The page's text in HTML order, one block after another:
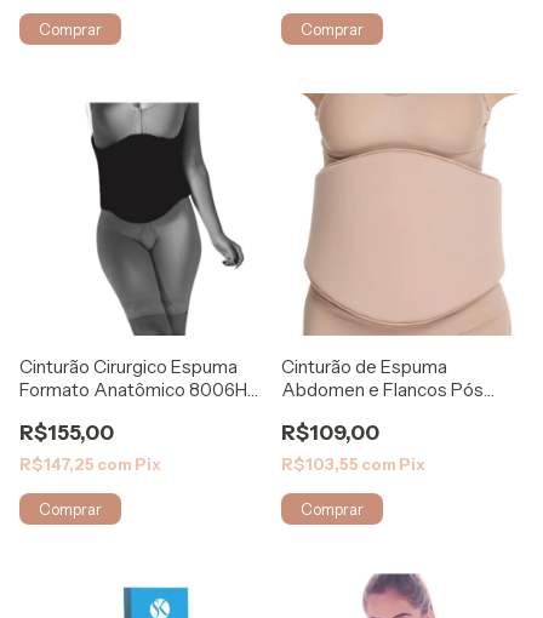
Comprar
Cinturão Cirurgico Espuma
Formato Anatômico 8006HD
R$155,00
R$147,25 com Pix
Comprar
Cinturão de Espuma
Abdomen e Flancos Pós
R$109,00
R$103,55 com Pix
Comprar